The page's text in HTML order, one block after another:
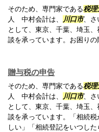
そのため、専門家である税理
人 中村会計は、
川口市、さ
として、東京、千葉、埼玉
談を承っています。お困りの
贈与税の申告
そのため、専門家である税理
人 中村会計は、 川口市、さ
として、東京、千葉、埼玉
談を承っています。「相続
しい」「相続登記をいつし